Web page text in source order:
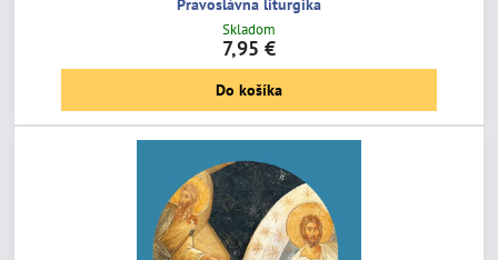
Pravoslávna liturgika
Skladom
7,95 €
Do košíka